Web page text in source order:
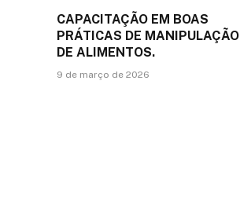
CAPACITAÇÃO EM BOAS
PRÁTICAS DE MANIPULAÇÃO
DE ALIMENTOS.
9 de março de 2026